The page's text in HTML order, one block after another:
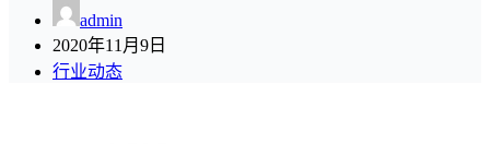
admin
2020年11月9日
行业动态